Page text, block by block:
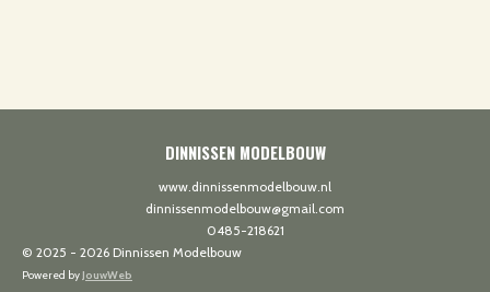
DINNISSEN MODELBOUW
www.dinnissenmodelbouw.nl
dinnissenmodelbouw@gmail.com
0485-218621
© 2025 - 2026 Dinnissen Modelbouw
Powered byJouwWeb